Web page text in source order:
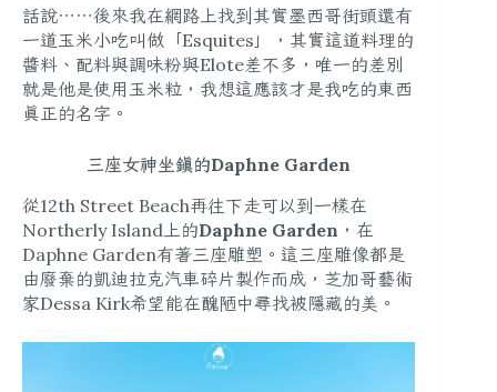
話說⋯⋯後來我在網路上找到其實墨西哥街頭還有
一道玉米小吃叫做「Esquites」，其實這道料理的
醬料、配料與調味粉與Elote差不多，唯一的差別
就是他是使用玉米粒，我想這應該才是我吃的東西
真正的名字。
三座女神坐鎮的Daphne Garden
從12th Street Beach再往下走可以到一樣在
Northerly Island上的Daphne Garden ，在
Daphne Garden有著三座雕塑。這三座雕像都是
由廢棄的凱迪拉克汽車碎片製作而成 ，芝加哥藝術
家Dessa Kirk希望能在醜陋中尋找被隱藏的美。